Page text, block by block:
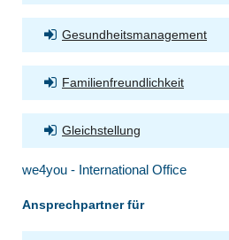
Gesundheitsmanagement
Familienfreundlichkeit
Gleichstellung
we4you - International Office
Ansprechpartner für